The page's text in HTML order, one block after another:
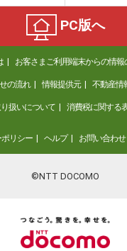
PC版へ
お客さまご利用端末からの情
の流れ 情報提供元 不動産情
扱いについて 消費税に関する
リシー ヘルプ お問い合わせ
©NTT DOCOMO